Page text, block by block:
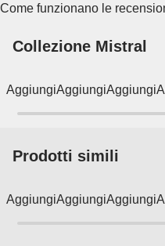
Come funzionano le
Collezione Mistral
AggiungiAggiungiAggiungi
Prodotti simili
AggiungiAggiungiAggiungi